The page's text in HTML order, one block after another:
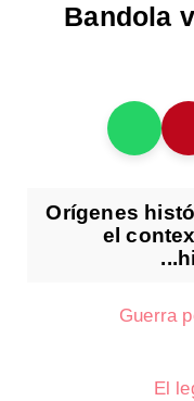
Bandola
Orígenes
el
Guerra
El